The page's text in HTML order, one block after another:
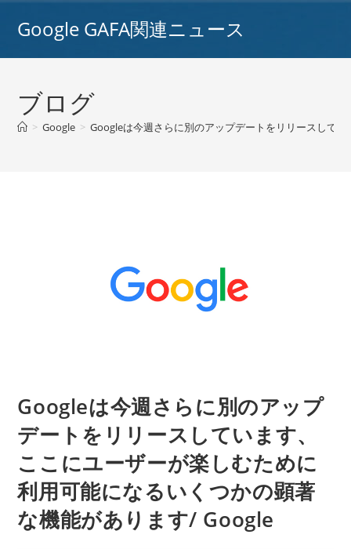
Google GAFA関連ニュース
ブログ
> Google > Googleは今週さらに別のアップデートをリリースして
Googleは今週さらに別のアップ
デートをリリースしています、
ここにユーザーが楽しむために
利用可能になるいくつかの顕著
な機能があります/ Google